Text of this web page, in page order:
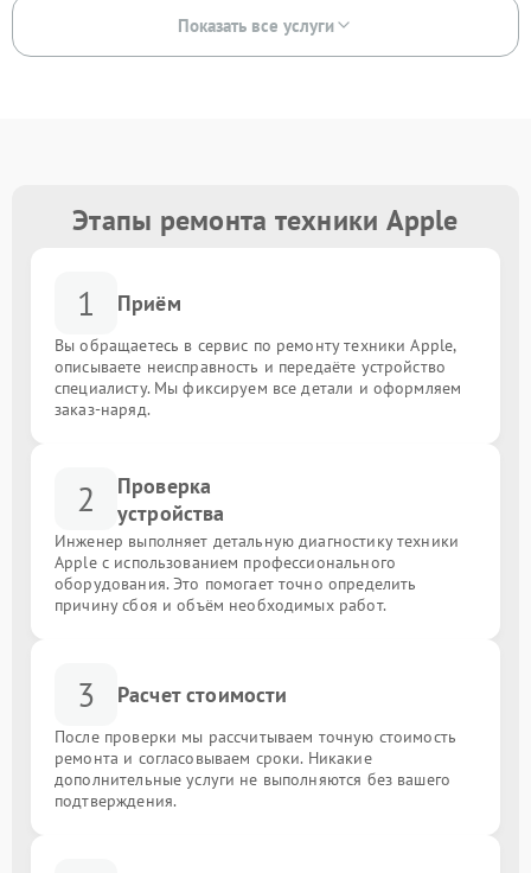
Показать все услуги
Этапы ремонта техники Apple
1 Приём
Вы обращаетесь в сервис по ремонту техники Apple,
описываете неисправность и передаёте устройство
специалисту. Мы фиксируем все детали и оформляем
заказ-наряд.
2
Проверка
устройства
Инженер выполняет детальную диагностику техники
Apple с использованием профессионального
оборудования. Это помогает точно определить
причину сбоя и объём необходимых работ.
3 Расчет стоимости
После проверки мы рассчитываем точную стоимость
ремонта и согласовываем сроки. Никакие
дополнительные услуги не выполняются без вашего
подтверждения.